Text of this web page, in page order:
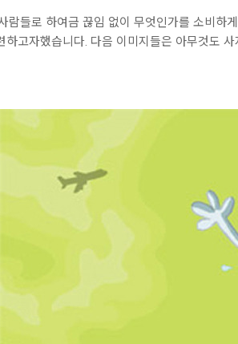
람들로 하여금 끊임 없이 무엇인가를 소비하
하고자했습니다. 다음 이미지들은 아무것도